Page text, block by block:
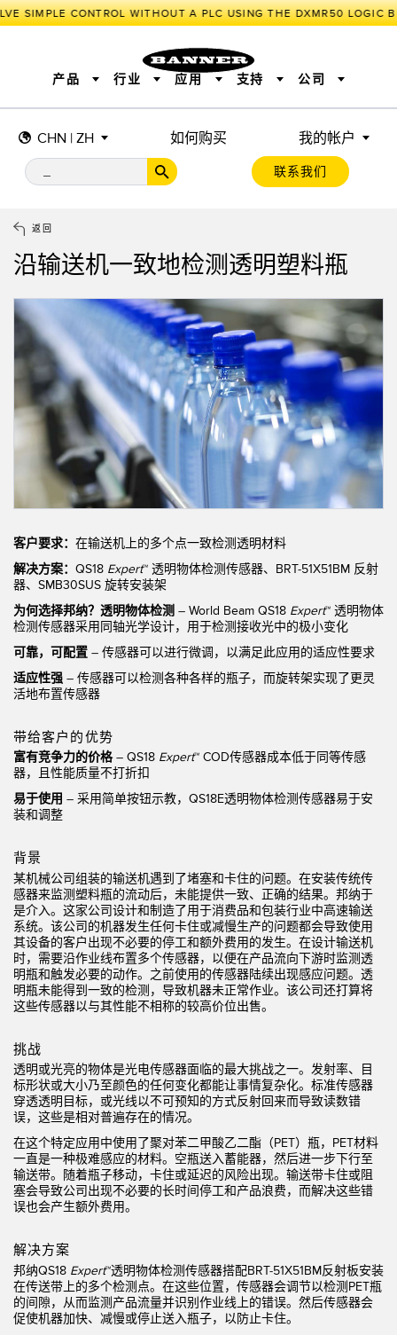
SIMPLE CONTROL WITHOUT A PLC USING THE DXMR50 LOGIC
CHN | ZH 如何购买 我的帐户
联系我们
产品
传感器 测量解决方案
照明和指示
机器安全
工业无线
BARCODE & VISION
绝对值旋转编码器
SNAP SIGNAL 附件 软件 技术
传感器
光电传感器
激光测距
测量光幕
3D飞行时间
雷达传感器
光纤放大器
槽形和标签传感器
色标、颜色和荧光传感器
拾取指示灯传感器
温度传感器
检测阵列和宽光束传感器
状态监测传感器
附件
附件
线缆
软件
传感器GUI软件
邦纳测量传感器软件
技术
带 IO-Link 的传感器
行业 应用
工业物联网与智能工厂
智能传感器
机器防护
追踪和跟踪
拾取指示灯
雷达应用
工业物联网与智能工厂
前缘检测
工厂通信
机器监控/设备综合效率
物料、服务或托盘取件呼叫
状况监测：预测性维护和预防性维护
远程监控
预测性维护与状态监控
预测性维护与状态监控
相关链接
冲洗
IO-Link
支持 公司
返回
沿输送机一致地检测透明塑料瓶
客户要求： 在输送机上的多个点一致检测透明材料
解决方案： QS18 Expert™ 透明物体检测传感器、BRT-51X51BM 反射
器、SMB30SUS 旋转安装架
为何选择邦纳？透明物体检测 – World Beam QS18 Expert™ 透明物体
检测传感器采用同轴光学设计，用于检测接收光中的极小变化
可靠，可配置 – 传感器可以进行微调，以满足此应用的适应性要求
适应性强 – 传感器可以检测各种各样的瓶子，而旋转架实现了更灵
活地布置传感器
带给客户的优势
富有竞争力的价格– QS18 Expert™ COD传感器成本低于同等传感
器，且性能质量不打折扣
易于使用 – 采用简单按钮示教，QS18E透明物体检测传感器易于安
装和调整
背景
某机械公司组装的输送机遇到了堵塞和卡住的问题。在安装传统传
感器来监测塑料瓶的流动后，未能提供一致、正确的结果。邦纳于
是介入。这家公司设计和制造了用于消费品和包装行业中高速输送
系统。该公司的机器发生任何卡住或减慢生产的问题都会导致使用
其设备的客户出现不必要的停工和额外费用的发生。在设计输送机
时，需要沿作业线布置多个传感器，以便在产品流向下游时监测透
明瓶和触发必要的动作。之前使用的传感器陆续出现感应问题。透
明瓶未能得到一致的检测，导致机器未正常作业。该公司还打算将
这些传感器以与其性能不相称的较高价位出售。
挑战
透明或光亮的物体是光电传感器面临的最大挑战之一。发射率、目
标形状或大小乃至颜色的任何变化都能让事情复杂化。标准传感器
穿透透明目标，或光线以不可预知的方式反射回来而导致读数错
误，这些是相对普遍存在的情况。
在这个特定应用中使用了聚对苯二甲酸乙二酯（PET）瓶，PET材料
一直是一种极难感应的材料。空瓶送入蓄能器，然后进一步下行至
输送带。随着瓶子移动，卡住或延迟的风险出现。输送带卡住或阻
塞会导致公司出现不必要的长时间停工和产品浪费，而解决这些错
误也会产生额外费用。
解决方案
邦纳QS18 Expert™透明物体检测传感器搭配BRT-51X51BM反射板安装
在传送带上的多个检测点。在这些位置，传感器会调节以检测PET瓶
的间隙，从而监测产品流量并识别作业线上的错误。然后传感器会
促使机器加快、减慢或停止送入瓶子，以防止卡住。